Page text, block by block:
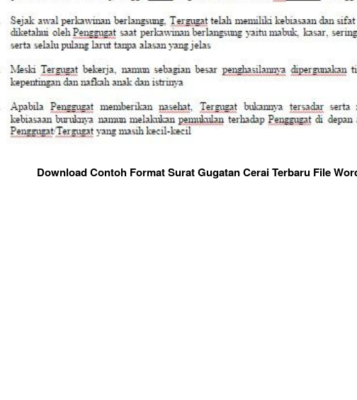
Download Contoh Format Surat Gugatan Cerai Terbaru File